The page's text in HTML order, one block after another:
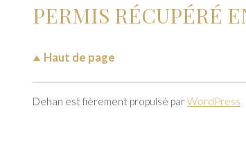
PERMIS RÉCUPÉRÉ
Haut de page
Dehan est fièrement propulsé parWordPress